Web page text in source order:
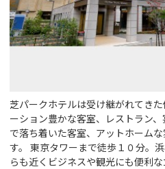
芝パークホテルは受け継がれてき
ーション豊かな客室、レストラン
で落ち着いた客室、アットホーム
す。 東京タワーまで徒歩１０分。
らも近くビジネスや観光にも便利な